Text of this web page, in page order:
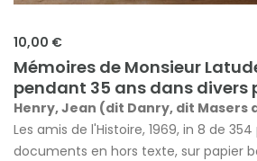
10,00 €
Mémoires de Monsieur
pendant 35 ans dans divers
Henry, Jean (dit Danry, dit Masers
Les amis de l'Histoire, 1969, in 8 de
documents en hors texte, sur papier